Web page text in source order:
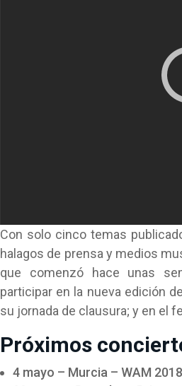
Con solo cinco temas
halagos de prensa y medios
que comenzó hace unas
participar en la nueva edición
su jornada de clausura; y en el
Próximos
4 mayo – Murcia – WAM 2018